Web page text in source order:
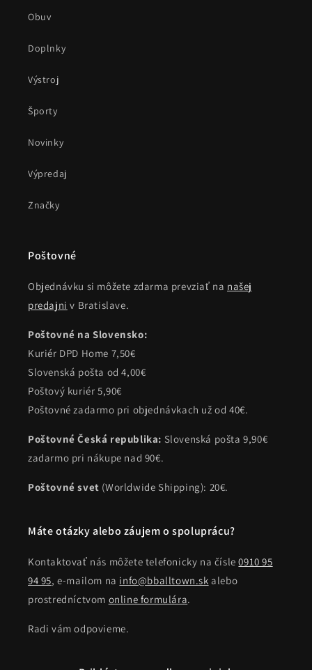
Obuv
Doplnky
Výstroj
Športy
Novinky
Výpredaj
Značky
Poštovné
Objednávku si môžete zdarma prevziať na našej
predajni v Bratislave.
Poštovné na Slovensko:
Kuriér DPD Home 7,50€
Slovenská pošta od 4,00€
Poštový kuriér 5,90€
Poštovné zadarmo pri objednávkach už od 40€.
Poštovné Česká republika: Slovenská pošta 9,90€
zadarmo pri nákupe nad 90€.
Poštovné svet (Worldwide Shipping): 20€.
Máte otázky alebo záujem o spoluprácu?
Kontaktovať nás môžete telefonicky na čísle0910 95
94 95, e-mailom na info@bballtown.sk alebo
prostredníctvom online formulára.
Radi vám odpovieme.